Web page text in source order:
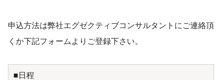
申込方法は弊社エグゼクティブコンサルタントにご連絡頂
くか下記フォームよりご登録下さい。
■日程